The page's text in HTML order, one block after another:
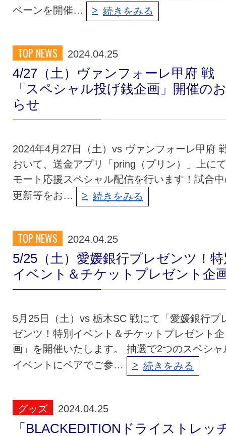
トップチーム
スポンサー
特設ページ
ペーンを開催…
続きをみる
TOP NEWS 2024.04.25
4/27（土）ヴァンフォーレ甲府 戦
「スペシャル投げ銭企画」開催の
らせ
2024年4月27日（土）vs ヴァンフォーレ甲府
おいて、送金アプリ「pring（プリン）」上に
モート応援スペシャル配信を行います！試合
更新等をお…
続きをみる
TOP NEWS 2024.04.25
5/25（土）愛媛銀行プレゼンツ！
イベント＆チケットプレゼント企
5月25日（土）vs 栃木SC 戦にて「愛媛銀行プ
ゼンツ！特別イベント＆チケットプレゼント企
画」を開催いたします。 抽選で2つのスペシャ
イベントにペアでご参…
続きをみる
グッズ 2024.04.25
「BLACKEDITIONドライストレッ